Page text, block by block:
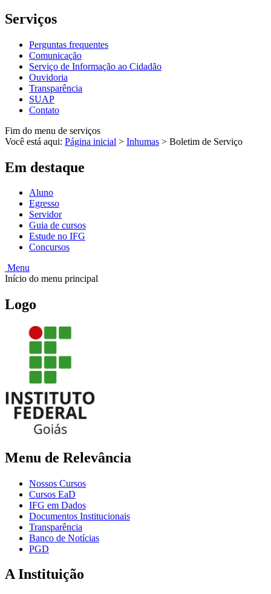
Serviços
Perguntas frequentes
Comunicação
Serviço de Informação ao Cidadão
Ouvidoria
Transparência
SUAP
Contato
Fim do menu de serviços
Você está aqui: Página inicial > Inhumas > Boletim de Serviço
Em destaque
Aluno
Egresso
Servidor
Guia de cursos
Estude no IFG
Concursos
Menu
Início do menu principal
Logo
Menu de Relevância
Nossos Cursos
Cursos EaD
IFG em Dados
Documentos Institucionais
Transparência
Banco de Notícias
PGD
A Instituição